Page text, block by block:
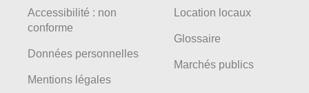
Accessibilité : non
conforme
Données personnelles
Mentions légales
Location locaux
Glossaire
Marchés publics